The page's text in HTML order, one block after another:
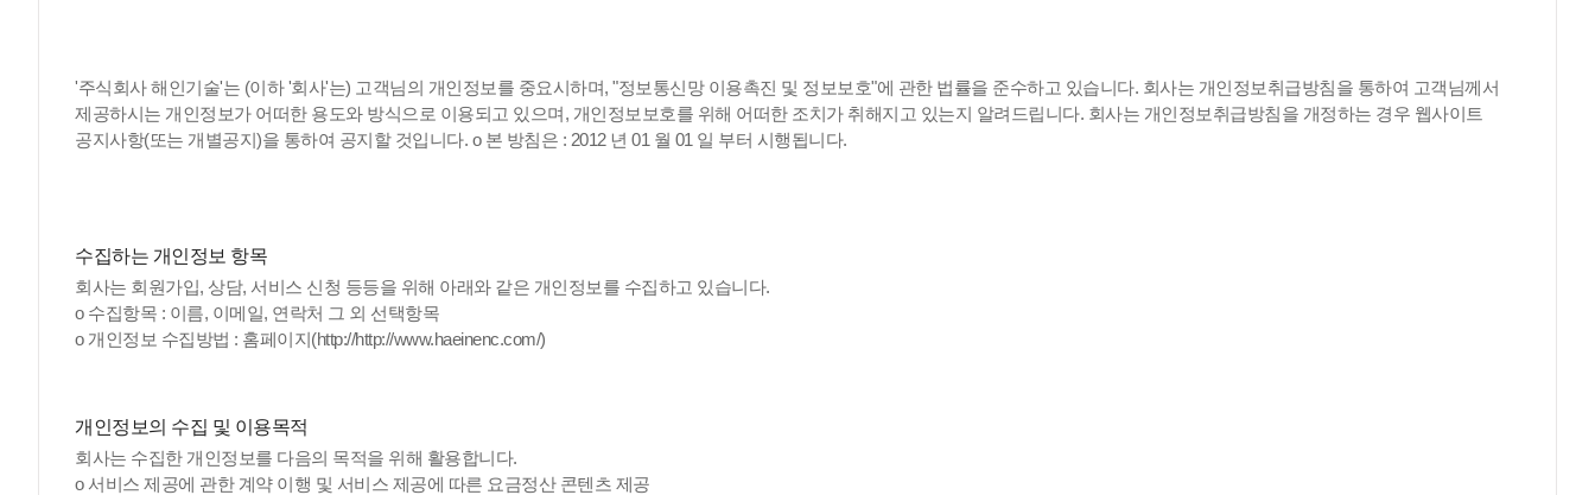
'주식회사 해인기술'는 (이하 '회사'는) 고객님의 개인정보를 중요시하며, "정보통신망 이용촉진 및 정보보호"에 관한 법률을 준수하고 있습니다. 회사는 개인정보취급방침을 통하여 고객님께서
제공하시는 개인정보가 어떠한 용도와 방식으로 이용되고 있으며, 개인정보보호를 위해 어떠한 조치가 취해지고 있는지 알려드립니다. 회사는 개인정보취급방침을 개정하는 경우 웹사이트
공지사항(또는 개별공지)을 통하여 공지할 것입니다. ο 본 방침은 : 2012 년 01 월 01 일 부터 시행됩니다.
수집하는 개인정보 항목
회사는 회원가입, 상담, 서비스 신청 등등을 위해 아래와 같은 개인정보를 수집하고 있습니다.
ο 수집항목 : 이름, 이메일, 연락처 그 외 선택항목
ο 개인정보 수집방법 : 홈페이지(http://http://www.haeinenc.com/)
개인정보의 수집 및 이용목적
회사는 수집한 개인정보를 다음의 목적을 위해 활용합니다.
ο 서비스 제공에 관한 계약 이행 및 서비스 제공에 따른 요금정산 콘텐츠 제공